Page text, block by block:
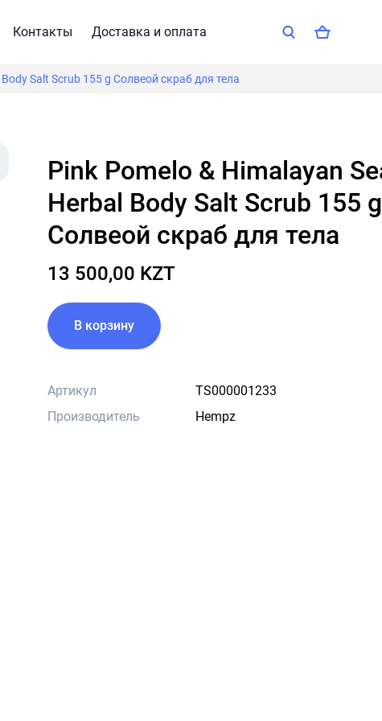
Контакты Доставка и оплата
Salt Scrub 155 g Солвеой скраб для тела
Pink Pomelo & Himalayan Sea Salt
Herbal Body Salt Scrub 155 g
Солвеой скраб для тела
13 500,00 KZT
В корзину
Артикул
TS000001233
Производитель
Hempz